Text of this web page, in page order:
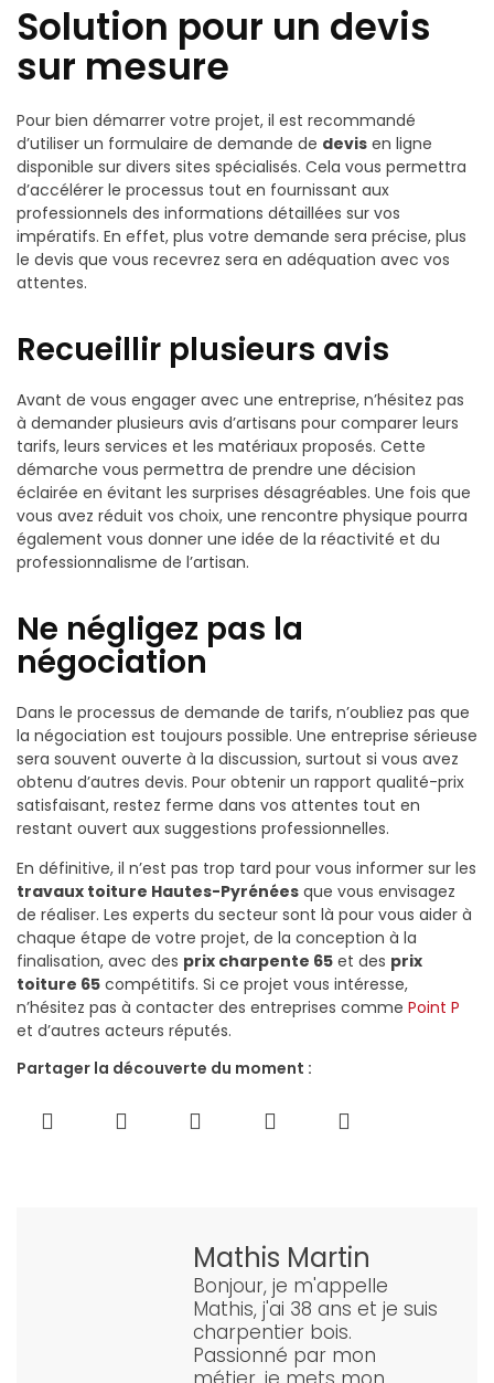
Solution pour un devis
sur mesure
Pour bien démarrer votre projet, il est recommandé
d’utiliser un formulaire de demande de devis en ligne
disponible sur divers sites spécialisés. Cela vous permettra
d’accélérer le processus tout en fournissant aux
professionnels des informations détaillées sur vos
impératifs. En effet, plus votre demande sera précise, plus
le devis que vous recevrez sera en adéquation avec vos
attentes.
Recueillir plusieurs avis
Avant de vous engager avec une entreprise, n’hésitez pas
à demander plusieurs avis d’artisans pour comparer leurs
tarifs, leurs services et les matériaux proposés. Cette
démarche vous permettra de prendre une décision
éclairée en évitant les surprises désagréables. Une fois que
vous avez réduit vos choix, une rencontre physique pourra
également vous donner une idée de la réactivité et du
professionnalisme de l’artisan.
Ne négligez pas la
négociation
Dans le processus de demande de tarifs, n’oubliez pas que
la négociation est toujours possible. Une entreprise sérieuse
sera souvent ouverte à la discussion, surtout si vous avez
obtenu d’autres devis. Pour obtenir un rapport qualité-prix
satisfaisant, restez ferme dans vos attentes tout en
restant ouvert aux suggestions professionnelles.
En définitive, il n’est pas trop tard pour vous informer sur les
travaux toiture Hautes-Pyrénées que vous envisagez
de réaliser. Les experts du secteur sont là pour vous aider à
chaque étape de votre projet, de la conception à la
finalisation, avec des prix charpente 65 et des prix
toiture 65 compétitifs. Si ce projet vous intéresse,
n’hésitez pas à contacter des entreprises comme Point P
et d’autres acteurs réputés.
Partager la découverte du moment :
Mathis Martin
Bonjour, je m'appelle
Mathis, j'ai 38 ans et je suis
charpentier bois.
Passionné par mon